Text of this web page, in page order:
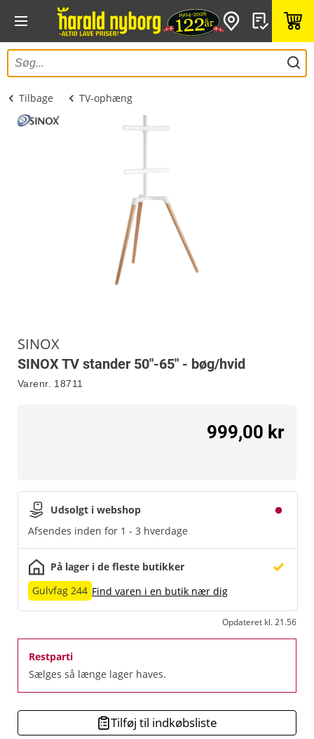
Tilbage TV-ophæng
SINOX
SINOX TV stander 50"-65" - bøg/hvid
Varenr. 18711
Udsolgt i webshop
Afsendes inden for 1 - 3 hverdage
På lager i de fleste butikker
Gulvfag 244 Find varen i en butik nær dig
Opdateret kl. 21.56
Restparti
Sælges så længe lager haves.
999,00 kr
Tilføj til indkøbsliste